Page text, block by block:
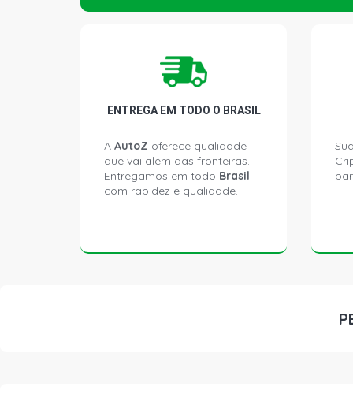
ENTREGA EM TODO O BRASIL
A AutoZ oferece qualidade
que vai além das fronteiras.
Entregamos em todo Brasil
com rapidez e qualidade.